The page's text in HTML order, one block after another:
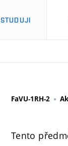
STUDUJI
FaVU-1RH-2
Tento